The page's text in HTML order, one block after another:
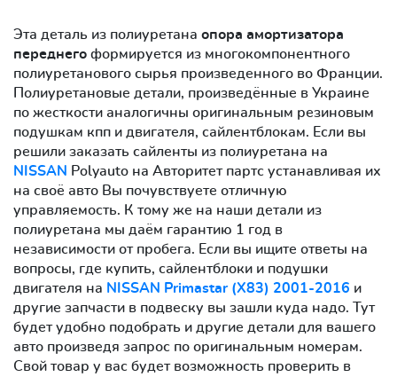
Эта деталь из полиуретана опора амортизатора
переднего формируется из многокомпонентного
полиуретанового сырья произведенного во Франции.
Полиуретановые детали, произведённые в Украине
по жесткости аналогичны оригинальным резиновым
подушкам кпп и двигателя, сайлентблокам. Если вы
решили заказать сайленты из полиуретана на
NISSAN
Polyauto на Авторитет партс устанавливая их
на своё авто Вы почувствуете отличную
управляемость. К тому же на наши детали из
полиуретана мы даём гарантию 1 год в
независимости от пробега. Если вы ищите ответы на
вопросы, где купить, сайлентблоки и подушки
двигателя на NISSAN Primastar (X83) 2001-2016 и
другие запчасти в подвеску вы зашли куда надо. Тут
будет удобно подобрать и другие детали для вашего
авто произведя запрос по оригинальным номерам.
Свой товар у вас будет возможность проверить в